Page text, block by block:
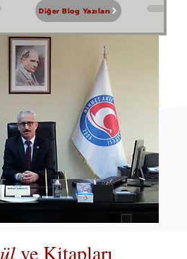
Diğer Blog Yazıları
ve Kitapları